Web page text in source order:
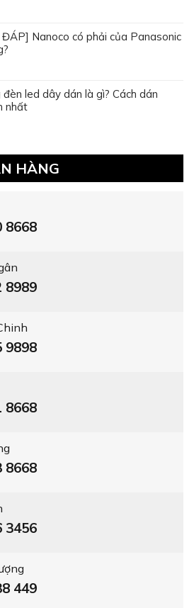
ĐÁP] Nanoco có phải của Panasonic
đèn led dây dán là gì? Cách dán
nhất
HÀNG
8668
8989
9898
8668
8668
3456
449